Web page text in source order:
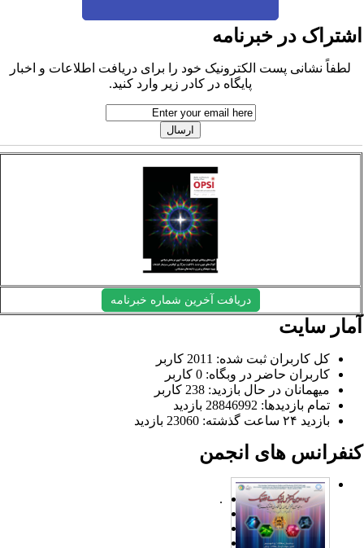
در خبرنامه
لطفاً نشانی پست الکترونیک خود را برای دریافت اطلاعات و اخبار
پایگاه در کادر زیر وارد کنید.
دریافت آخرین شماره خبرنامه
سایت
کل کاربران ثبت شده: 2011 کاربر
کاربران حاضر در وبگاه: 0 کاربر
میهمانان در حال بازدید: 238 کاربر
تمام بازدید‌ها: 28846992 بازدید
بازدید ۲۴ ساعت گذشته: 23060 بازدید
های انجمن
.